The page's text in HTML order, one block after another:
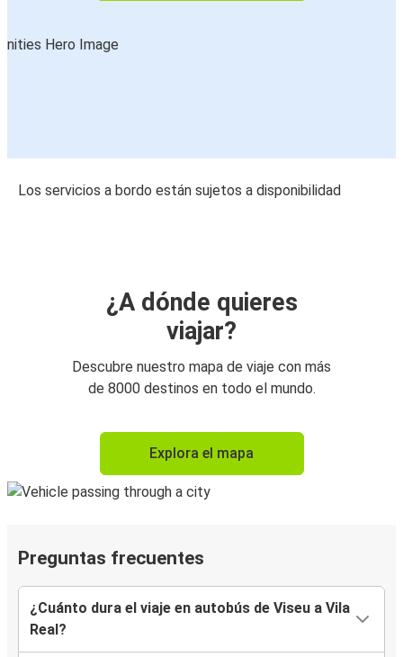
Los servicios a bordo están sujetos a disponibilidad
¿A dónde quieres
viajar?
Descubre nuestro mapa de viaje con más
de 8000 destinos en todo el mundo.
Explora el mapa
Preguntas frecuentes
¿Cuánto dura el viaje en autobús de Viseu a Vila
Real?